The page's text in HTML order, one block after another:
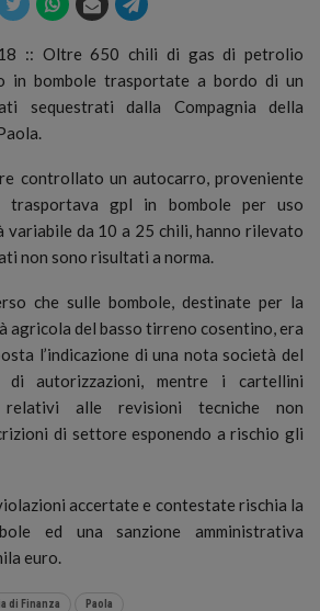
:: Oltre 650 chili di gas di petrolio
in bombole trasportate a bordo di un
sequestrati dalla Compagnia della
controllato un autocarro, proveniente
trasportava gpl in bombole per uso
variabile da 10 a 25 chili, hanno rilevato
non sono risultati a norma.
che sulle bombole, destinate per la
agricola del basso tirreno cosentino, era
l’indicazione di una nota società del
di autorizzazioni, mentre i cartellini
alle revisioni tecniche non
di settore esponendo a rischio gli
accertate e contestate rischia la
ed una sanzione amministrativa
euro.
di Finanza Paola